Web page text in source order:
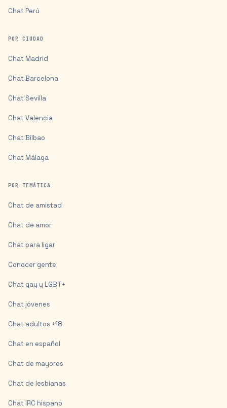
Chat Perú
POR CIUDAD
Chat Madrid
Chat Barcelona
Chat Sevilla
Chat Valencia
Chat Bilbao
Chat Málaga
POR TEMÁTICA
Chat de amistad
Chat de amor
Chat para ligar
Conocer gente
Chat gay y LGBT+
Chat jóvenes
Chat adultos +18
Chat en español
Chat de mayores
Chat de lesbianas
Chat IRC hispano